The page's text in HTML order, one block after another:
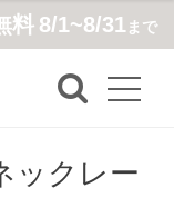
料 8/1~8/31まで
ックレー